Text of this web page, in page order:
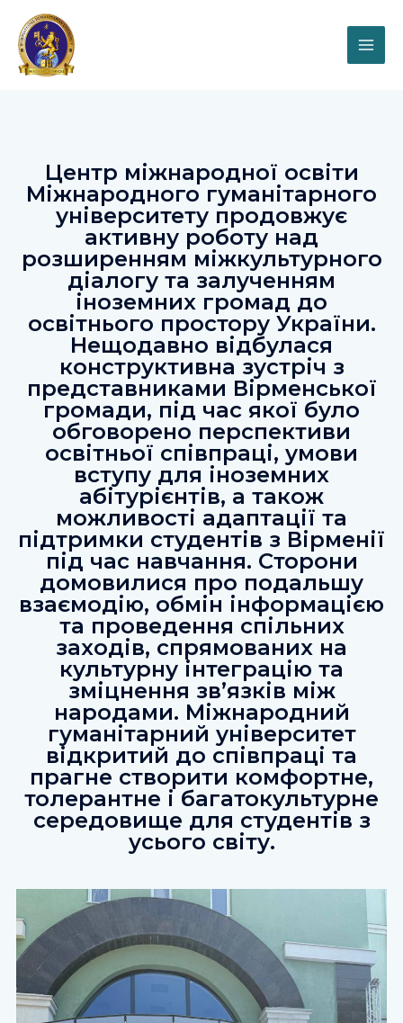
Центр міжнародної освіти
Міжнародного гуманітарного
університету продовжує
активну роботу над
розширенням міжкультурного
діалогу та залученням
іноземних громад до
освітнього простору України.
Нещодавно відбулася
конструктивна зустріч з
представниками Вірменської
громади, під час якої було
обговорено перспективи
освітньої співпраці, умови
вступу для іноземних
абітурієнтів, а також
можливості адаптації та
підтримки студентів з Вірменії
під час навчання. Сторони
домовилися про подальшу
взаємодію, обмін інформацією
та проведення спільних
заходів, спрямованих на
культурну інтеграцію та
зміцнення зв’язків між
народами. Міжнародний
гуманітарний університет
відкритий до співпраці та
прагне створити комфортне,
толерантне і багатокультурне
середовище для студентів з
усього світу.